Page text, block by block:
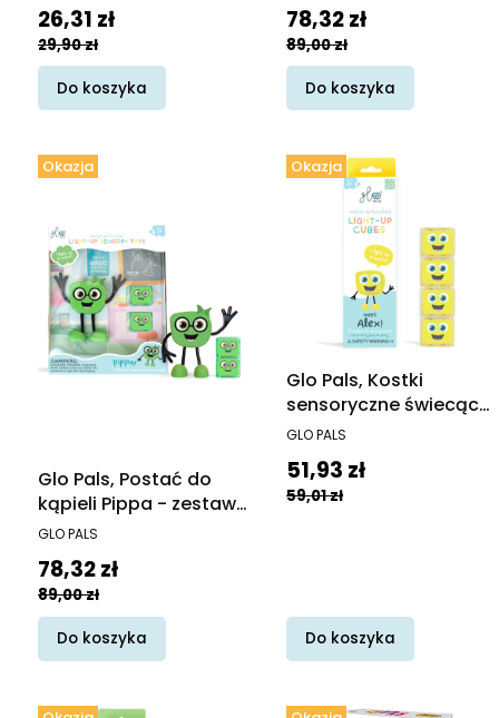
Cena promocyjna
26,31 zł
29,90 zł
Do koszyka
sensorycznymi
świecącymi w wodzie
Cena promocyjna
78,32 zł
89,00 zł
Do koszyka
Okazja
Glo Pals, Postać do
kąpieli Pippa - zestaw z
dwiema kostkami
świecącymi w wodzie
PRODUCENT
GLO PALS
Cena promocyjna
78,32 zł
89,00 zł
Do koszyka
Okazja
Glo Pals, Kostki
sensoryczne świecące
w wodzie Alex -
kolor żółty
PRODUCENT
GLO PALS
Cena promocyjna
51,93 zł
59,01 zł
Do koszyka